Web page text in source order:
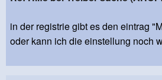
in der registrie gibt es den eintrag
oder kann ich die einstellung noch